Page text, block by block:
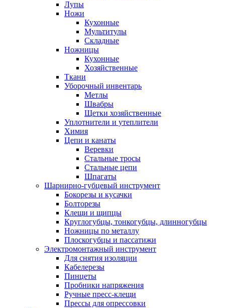
Лупы
Ножи
Кухонные
Мультитулы
Складные
Ножницы
Кухонные
Хозяйственные
Ткани
Уборочный инвентарь
Метлы
Швабры
Щетки хозяйственные
Уплотнители и утеплители
Химия
Цепи и канаты
Веревки
Стальные тросы
Стальные цепи
Шпагаты
Шарнирно-губцевый инструмент
Бокорезы и кусачки
Болторезы
Клещи и щипцы
Круглогубцы, тонкогубцы, длинногубцы
Ножницы по металлу
Плоскогубцы и пассатижи
Электромонтажный инструмент
Для снятия изоляции
Кабелерезы
Пинцеты
Пробники напряжения
Ручные пресс-клещи
Прессы для опрессовки